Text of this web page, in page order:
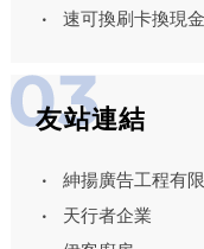
速可換刷卡換現
友站連結
紳揚廣告工程有
天行者企業